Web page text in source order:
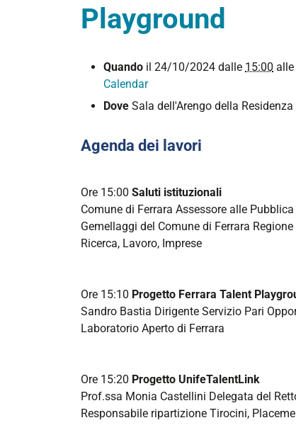
Playground
https://www.unife.it/it/studiare/tirocini-
placement/placement/eventi-
utl/talent-
Forum
locale
Talent
Playground
2024-
10-
10-
24T18:00:00+02:00
Quando il 24/10/2024 dalle 15:00 alle
Calendar
Dove Sala dell'Arengo della
Agenda dei lavori
Ore 15:00 Saluti istituzionali
Comune di Ferrara Assessore alle
Gemellaggi del Comune di Ferrara
Ricerca, Lavoro, Imprese
Ore 15:10 Progetto Ferrara Talent
Sandro Bastia Dirigente Servizio Pari
Laboratorio Aperto di Ferrara
Ore 15:20 Progetto UnifeTalentLink
Prof.ssa Monia Castellini Delegata del
Responsabile ripartizione Tirocini,